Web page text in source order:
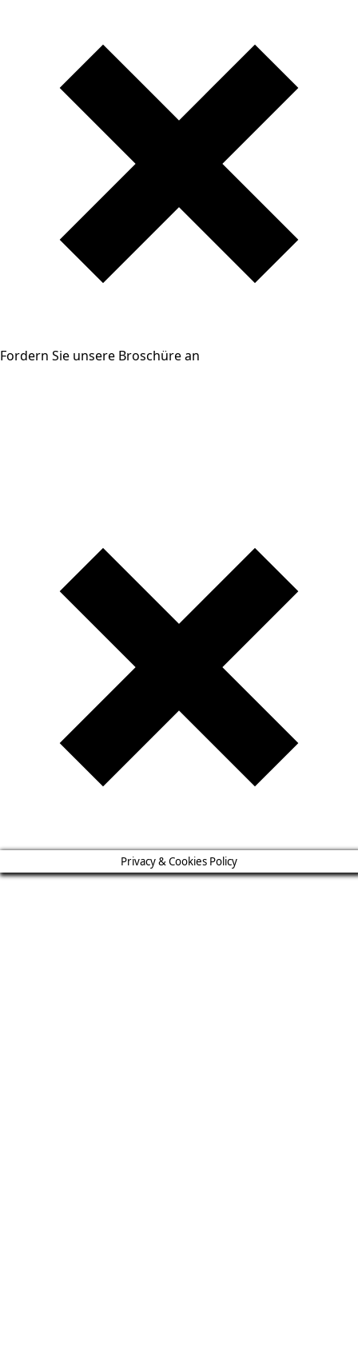
Fordern Sie unsere Broschüre an
Privacy & Cookies Policy